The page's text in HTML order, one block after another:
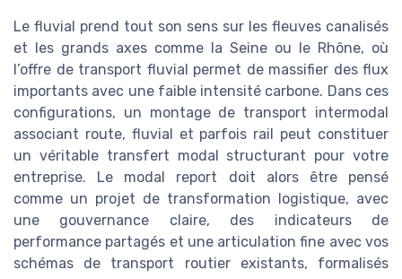
Le fluvial prend tout son sens sur les fleuves canalisés
et les grands axes comme la Seine ou le Rhône, où
l’offre de transport fluvial permet de massifier des flux
importants avec une faible intensité carbone. Dans ces
configurations, un montage de transport intermodal
associant route, fluvial et parfois rail peut constituer
un véritable transfert modal structurant pour votre
entreprise. Le modal report doit alors être pensé
comme un projet de transformation logistique, avec
une gouvernance claire, des indicateurs de
performance partagés et une articulation fine avec vos
schémas de transport routier existants, formalisés